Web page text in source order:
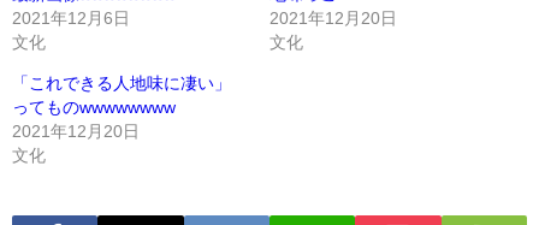
2021年12月6日
文化
2021年12月20日
文化
「これできる人地味に凄い」
ってものwwwwwwww
2021年12月20日
文化